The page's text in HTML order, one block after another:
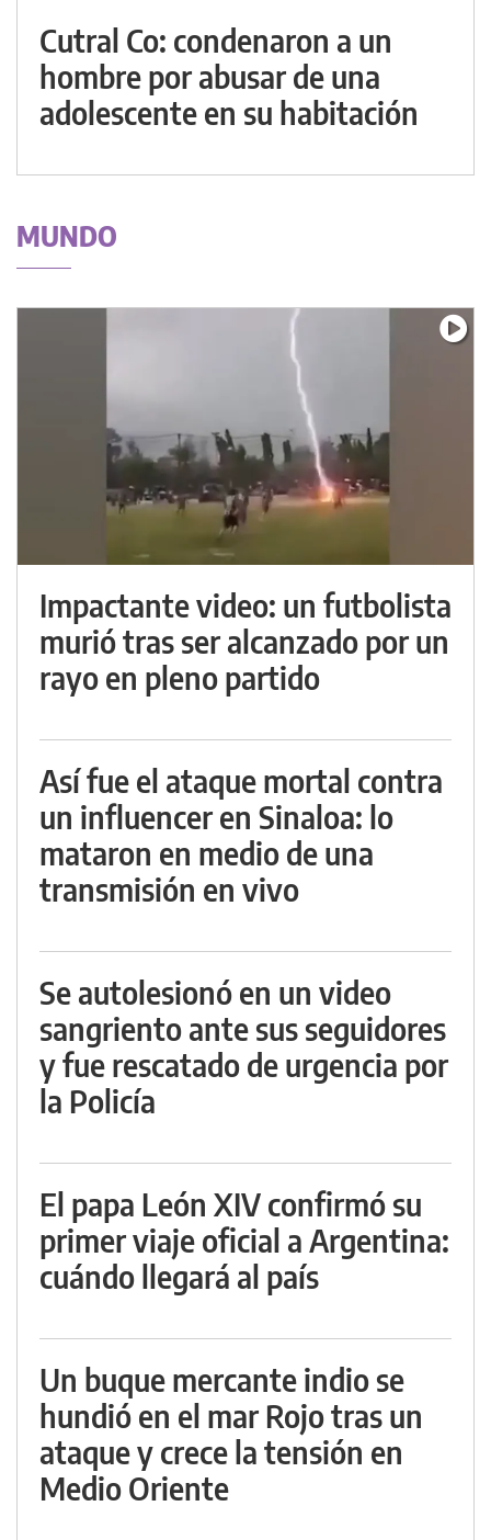
Cutral Co: condenaron a un
hombre por abusar de una
adolescente en su habitación
MUNDO
Impactante video: un futbolista
murió tras ser alcanzado por un
rayo en pleno partido
Así fue el ataque mortal contra
un influencer en Sinaloa: lo
mataron en medio de una
transmisión en vivo
Se autolesionó en un video
sangriento ante sus seguidores
y fue rescatado de urgencia por
la Policía
El papa León XIV confirmó su
primer viaje oficial a Argentina:
cuándo llegará al país
Un buque mercante indio se
hundió en el mar Rojo tras un
ataque y crece la tensión en
Medio Oriente